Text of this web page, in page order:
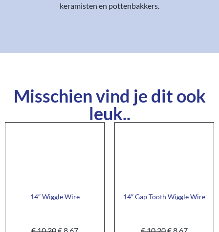
keramisten en pottenbakkers.
Misschien vind je dit ook
leuk..
14″ Wiggle Wire 14″ Gap Tooth Wiggle Wire